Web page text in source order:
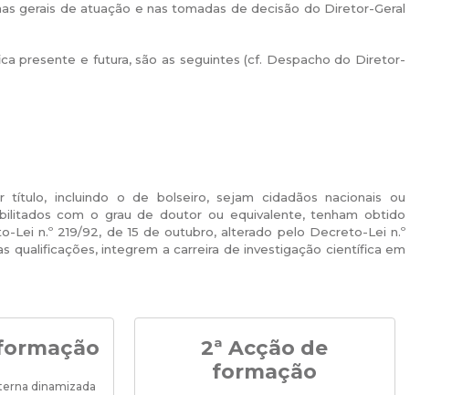
gerais de atuação e nas tomadas de decisão do Diretor-Geral
presente e futura, são as seguintes (cf. Despacho do Diretor-
incluindo o de bolseiro, sejam cidadãos nacionais ou
com o grau de doutor ou equivalente, tenham obtido
Lei n.º 219/92, de 15 de outubro, alterado pelo Decreto-Lei n.º
qualificações, integrem a carreira de investigação científica em
dinamizada
2ª Acção de
formação